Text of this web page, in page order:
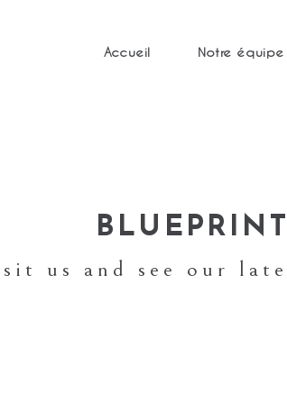
Accueil Notre équipe
us and see our